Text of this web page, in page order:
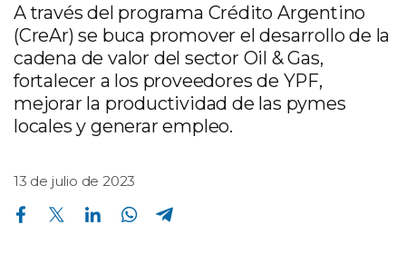
A través del programa Crédito Argentino
(CreAr) se buca promover el desarrollo de la
cadena de valor del sector Oil & Gas,
fortalecer a los proveedores de YPF,
mejorar la productividad de las pymes
locales y generar empleo.
13 de julio de 2023
Compartir en Facebook Compartir en Twitter Compartir en Linkedin Compartir en Whatsapp